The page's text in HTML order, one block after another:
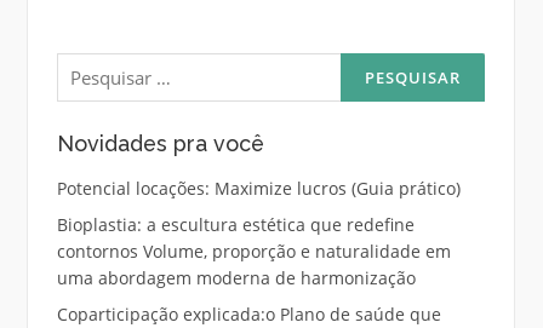
Pesquisar
por:
Novidades pra você
Potencial locações: Maximize lucros (Guia prático)
Bioplastia: a escultura estética que redefine
contornos Volume, proporção e naturalidade em
uma abordagem moderna de harmonização
Coparticipação explicada:o Plano de saúde que